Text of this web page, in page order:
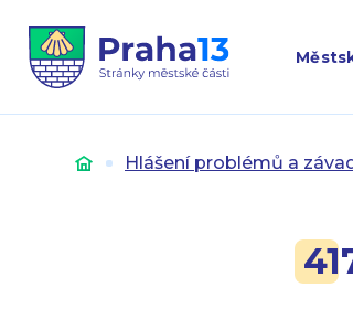
Úvod Hlášení problémů a